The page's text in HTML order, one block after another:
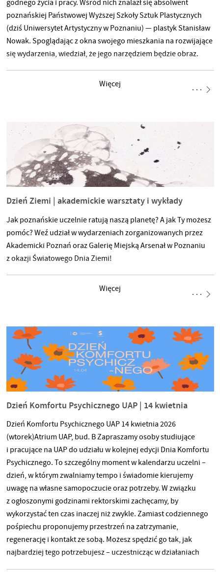
godnego życia i pracy. Wśród nich znalazł się absolwent
poznańskiej Państwowej Wyższej Szkoły Sztuk Plastycznych
(dziś Uniwersytet Artystyczny w Poznaniu) — plastyk Stanisław
Nowak. Spoglądając z okna swojego mieszkania na rozwijające
się wydarzenia, wiedział, że jego narzędziem będzie obraz.
„Żądamy chleba” — stały się jednymi z najbardziej
rozpoznawalnych wizualnych symboli Czerwca ’56, obecnymi
Więcej
Dzień Ziemi | akademickie warsztaty i wykłady
Jak poznańskie uczelnie ratują naszą planetę? A jak Ty możesz
pomóc? Weź udział w wydarzeniach zorganizowanych przez
Akademicki Poznań oraz Galerię Miejską Arsenał w Poznaniu
z okazji Światowego Dnia Ziemi!
Więcej
Dzień Komfortu Psychicznego UAP | 14 kwietnia
Dzień Komfortu Psychicznego UAP 14 kwietnia 2026
(wtorek)Atrium UAP, bud. B Zapraszamy osoby studiujące
i pracujące na UAP do udziału w kolejnej edycji Dnia Komfortu
Psychicznego. To szczególny moment w kalendarzu uczelni –
dzień, w którym zwalniamy tempo i świadomie kierujemy
uwagę na własne samopoczucie oraz potrzeby. W związku
z ogłoszonymi godzinami rektorskimi zachęcamy, by
wykorzystać ten czas inaczej niż zwykle. Zamiast codziennego
pośpiechu proponujemy przestrzeń na zatrzymanie,
regenerację i kontakt ze sobą. Możesz spędzić go tak, jak
najbardziej tego potrzebujesz – uczestnicząc w działaniach